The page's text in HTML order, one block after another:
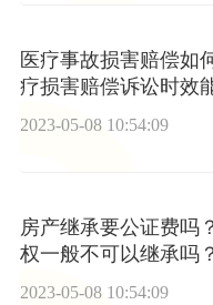
医疗事故损害赔偿如
疗损害赔偿诉讼时效
2023-05-08 10:54:09
房产继承要公证费吗
权一般不可以继承吗？
2023-05-08 10:54:09